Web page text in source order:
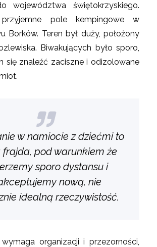
województwa świętokrzyskiego.
przyjemne pole kempingowe w
Borków. Teren był duży, położony
Biwakujących było sporo,
się znaleźć zaciszne i odizolowane
w namiocie z dziećmi to
frajda, pod warunkiem że
sporo dystansu i
nową, nie
idealną rzeczywistość.
organizacji i przezorności,